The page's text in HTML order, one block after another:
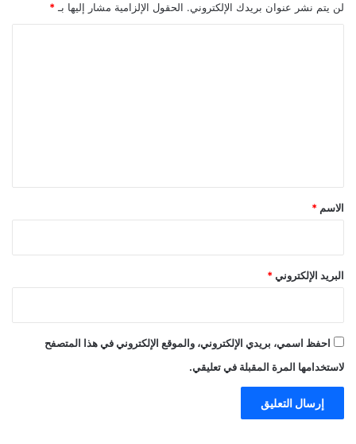
لن يتم نشر عنوان بريدك الإلكتروني. الحقول الإلزامية مشار إليها بـ *
*
الاسم *
البريد الإلكتروني *
احفظ اسمي، بريدي الإلكتروني، والموقع الإلكتروني في هذا المتصفح
لاستخدامها المرة المقبلة في تعليقي.